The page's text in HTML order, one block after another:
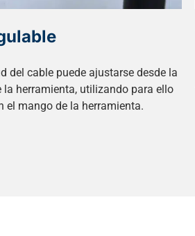
del cable puede ajustarse desde la
la herramienta, utilizando para ello
el mango de la herramienta.